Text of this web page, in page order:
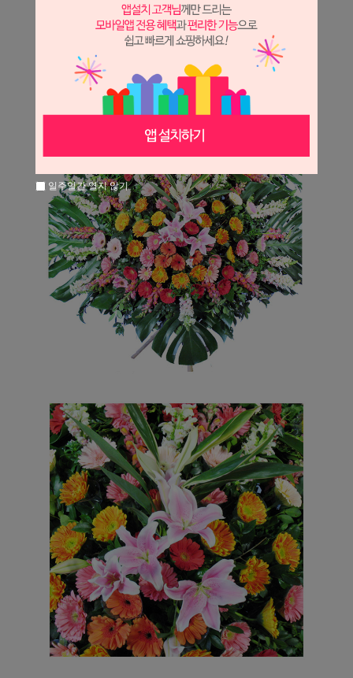
일주일간 열지 않기